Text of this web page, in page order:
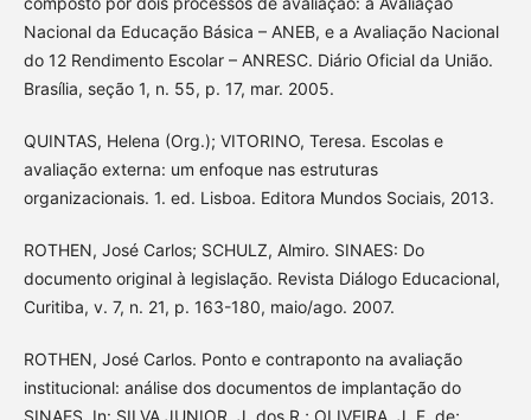
Nacional da Educação Básica – ANEB, e a Avaliação Nacional
do 12 Rendimento Escolar – ANRESC. Diário Oficial da União.
Brasília, seção 1, n. 55, p. 17, mar. 2005.
QUINTAS, Helena (Org.); VITORINO, Teresa. Escolas e
avaliação externa: um enfoque nas estruturas
organizacionais. 1. ed. Lisboa. Editora Mundos Sociais, 2013.
ROTHEN, José Carlos; SCHULZ, Almiro. SINAES: Do
documento original à legislação. Revista Diálogo Educacional,
Curitiba, v. 7, n. 21, p. 163-180, maio/ago. 2007.
ROTHEN, José Carlos. Ponto e contraponto na avaliação
institucional: análise dos documentos de implantação do